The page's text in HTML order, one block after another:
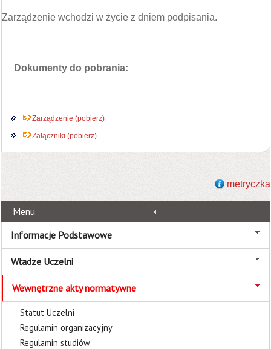
Zarządzenie wchodzi w życie z dniem podpisania.
Dokumenty do pobrania:
Zarządzenie (pobierz)
Załączniki (pobierz)
metryczka
Menu
Informacje Podstawowe
Władze Uczelni
Wewnętrzne akty normatywne
Statut Uczelni
Regulamin organizacyjny
Regulamin studiów